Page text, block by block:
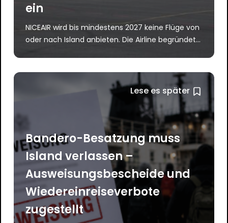
ein
NICEAIR wird bis mindestens 2027 keine Flüge von
oder nach Island anbieten. Die Airline begründet...
Lese es später
Bandero-Besatzung muss
Island verlassen –
Ausweisungsbescheide und
Wiedereinreiseverbote
zugestellt